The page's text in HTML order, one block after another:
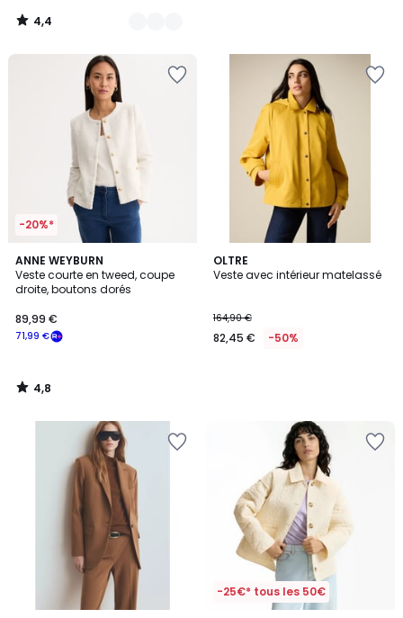
notre
programme
4,4
/
-20%*
ANNE WEYBURN
Veste courte en tweed, coupe
droite, boutons dorés
71,99 €
89,99 €
4,8
/ 5
4,8
/
OLTRE
Veste avec intérieur matelassé
164,90 €
82,45 € -50%
-25€* tous les 50€